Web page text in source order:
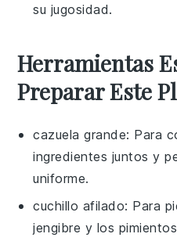
su jugosidad.
Herramientas
Preparar Este
cazuela grande: Para
ingredientes juntos y
uniforme.
cuchillo afilado: Para
jengibre y los